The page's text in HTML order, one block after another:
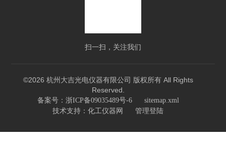
扫一扫，关注我们
©2026 杭州大吉光电仪器有限公司 版权所有 All Rights
Reserved.
备案号：浙ICP备09035489号-6 sitemap.xml
技术支持： 化工仪器网 管理登陆